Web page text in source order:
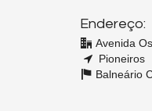
Endereço:
Avenida
Pioneiros
Balneário